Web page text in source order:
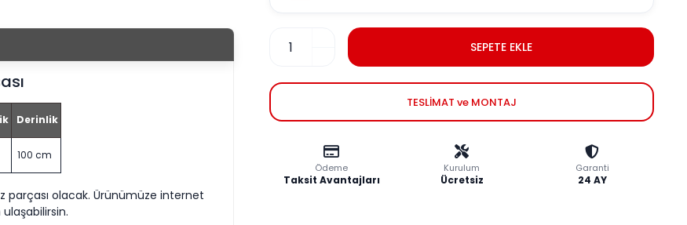
Derinlik
100 cm
parçası olacak. Ürünümüze internet
SEPETE EKLE
TESLİMAT ve MONTAJ
Ödeme
Taksit Avantajları
Kurulum
Ücretsiz
Garanti
24 AY